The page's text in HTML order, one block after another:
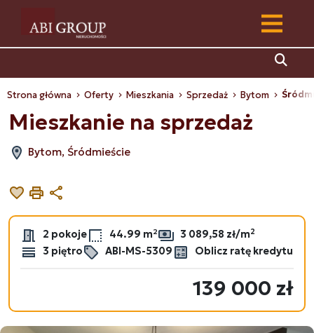
Strona główna Oferty Mieszkania Sprzedaż Bytom
Mieszkanie na sprzedaż
Bytom, Śródmieście
Dodaj do ulubionych
Drukuj
2 pokoje 44.99 m² 3 089,58 zł/m2
3 piętro ABI-MS-5309 Oblicz ratę kredytu
139 000 zł